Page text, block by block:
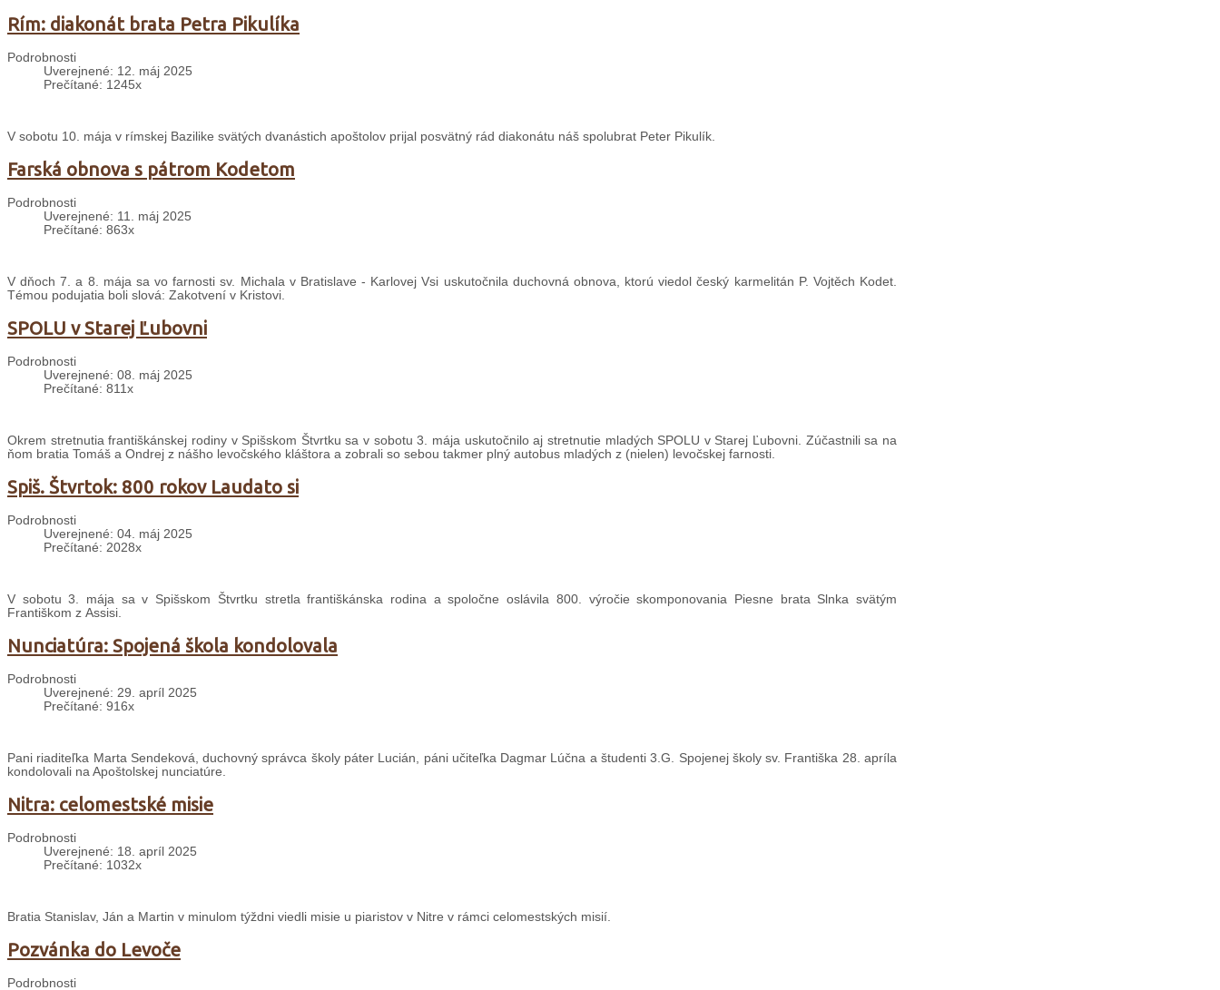
Rím: diakonát brata Petra Pikulíka
Podrobnosti
Uverejnené: 12. máj 2025
Prečítané: 1245x
V sobotu 10. mája v rímskej Bazilike svätých dvanástich apoštolov prijal posvätný rád diakonátu náš spolubrat Peter Pikulík.
Farská obnova s pátrom Kodetom
Podrobnosti
Uverejnené: 11. máj 2025
Prečítané: 863x
V dňoch 7. a 8. mája sa vo farnosti sv. Michala v Bratislave - Karlovej Vsi uskutočnila duchovná obnova, ktorú viedol český karmelitán P. Vojtěch Kodet.
Témou podujatia boli slová: Zakotvení v Kristovi.
SPOLU v Starej Ľubovni
Podrobnosti
Uverejnené: 08. máj 2025
Prečítané: 811x
Okrem stretnutia františkánskej rodiny v Spišskom Štvrtku sa v sobotu 3. mája uskutočnilo aj stretnutie mladých SPOLU v Starej Ľubovni. Zúčastnili sa na
ňom bratia Tomáš a Ondrej z nášho levočského kláštora a zobrali so sebou takmer plný autobus mladých z (nielen) levočskej farnosti.
Spiš. Štvrtok: 800 rokov Laudato si
Podrobnosti
Uverejnené: 04. máj 2025
Prečítané: 2028x
V sobotu 3. mája sa v Spišskom Štvrtku stretla františkánska rodina a spoločne oslávila 800. výročie skomponovania Piesne brata Slnka svätým
Františkom z Assisi.
Nunciatúra: Spojená škola kondolovala
Podrobnosti
Uverejnené: 29. apríl 2025
Prečítané: 916x
Pani riaditeľka Marta Sendeková, duchovný správca školy páter Lucián, páni učiteľka Dagmar Lúčna a študenti 3.G. Spojenej školy sv. Františka 28. apríla
kondolovali na Apoštolskej nunciatúre.
Nitra: celomestské misie
Podrobnosti
Uverejnené: 18. apríl 2025
Prečítané: 1032x
Bratia Stanislav, Ján a Martin v minulom týždni viedli misie u piaristov v Nitre v rámci celomestských misií.
Pozvánka do Levoče
Podrobnosti